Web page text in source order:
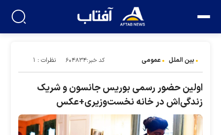
بین الملل عمومی کد خبر:۶۰۴۸۳۴ نظرات : ۱
اولین حضور رسمی بوریس جانسون و شریک
زندگی‌اش در خانه نخست‌وزیری+عکس